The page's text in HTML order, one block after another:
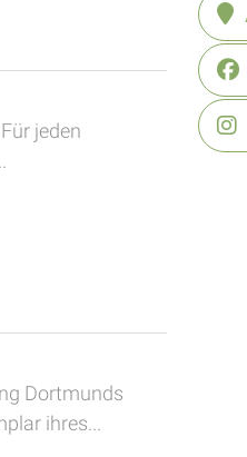
jeden
Dortmunds
ihres...